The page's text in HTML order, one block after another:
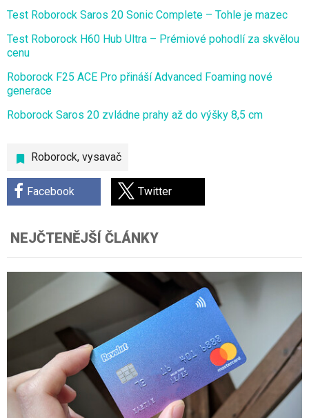
Roborock, vysavač
Facebook Twitter
Test Roborock Saros 20 Sonic Complete – Tohle je mazec
Test Roborock H60 Hub Ultra – Prémiové pohodlí za skvělou
cenu
Roborock F25 ACE Pro přináší Advanced Foaming nové
generace
Roborock Saros 20 zvládne prahy až do výšky 8,5 cm
NEJČTENĚJŠÍ ČLÁNKY